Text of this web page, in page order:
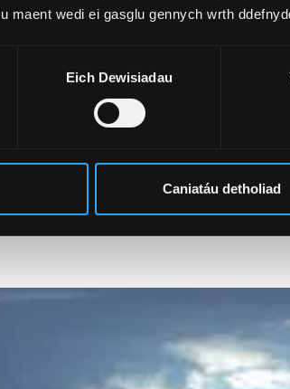
maent wedi ei gasglu gennych wrth
Eich Dewisiadau
Caniatáu detholiad
ar ein hadeiladau a'n